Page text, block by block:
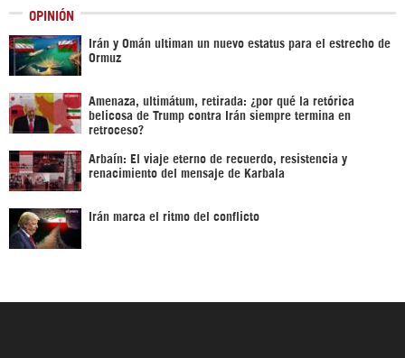
OPINIÓN
Irán y Omán ultiman un nuevo estatus para el estrecho de
Ormuz
Amenaza, ultimátum, retirada: ¿por qué la retórica
belicosa de Trump contra Irán siempre termina en
retroceso?
Arbaín: El viaje eterno de recuerdo, resistencia y
renacimiento del mensaje de Karbala
Irán marca el ritmo del conflicto